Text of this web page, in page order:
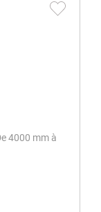
4000 mm à